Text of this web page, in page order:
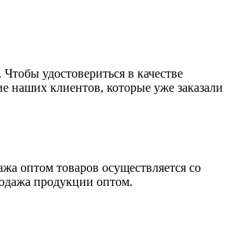
удостовериться в качестве
наших клиентов, которые уже заказали
оптом товаров осуществляется со
продукции оптом.